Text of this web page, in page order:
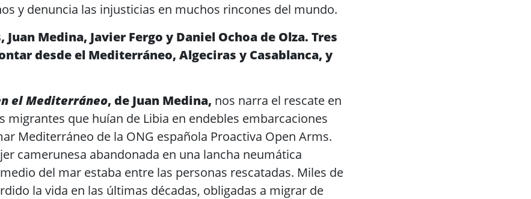
y denuncia las injusticias en muchos rincones del mundo.
Medina, Javier Fergo y Daniel Ochoa de Olza. Tres
desde el Mediterráneo, Algeciras y Casablanca, y
el Mediterráneo, de Juan Medina, nos narra el rescate en
migrantes que huían de Libia en endebles embarcaciones
Mediterráneo de la ONG española Proactiva Open Arms.
camerunesa abandonada en una lancha neumática
del mar estaba entre las personas rescatadas. Miles de
la vida en las últimas décadas, obligadas a migrar de